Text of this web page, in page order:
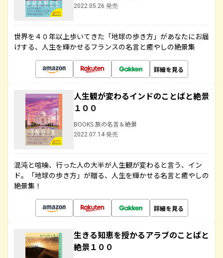
2022.05.26 発売
世界を４０年以上歩いてきた「地球の歩き方」があなたにお届
けする、人生を輝かせるフランスの名言と癒やしの絶景集
詳細を見る
人生観が変わるインドのことばと絶景
１００
BOOKS 旅の名言＆絶景
2022.07.14 発売
混沌と喧噪、行った人の大半が人生観が変わると言う、イン
ド。「地球の歩き方」が贈る、人生を輝かせる名言と癒やしの
絶景集！
詳細を見る
生きる知恵を授かるアラブのことばと
絶景１００